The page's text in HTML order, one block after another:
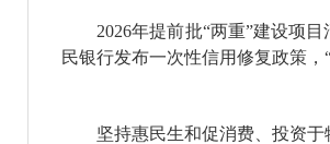
2026年提前批“两重”建设项目
民银行发布一次性信用修复政策
坚持惠民生和促消费、投资于物